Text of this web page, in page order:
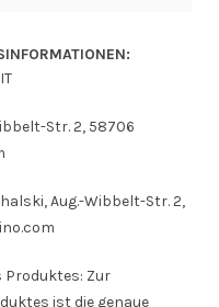
Str. 2, 58706
Aug.-Wibbelt-Str. 2,
Zur
ist die genaue